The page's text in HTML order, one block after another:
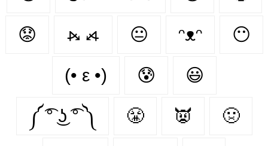
😟 ⦮ ⦯ 😐 ᵔᴥᵔ 😶
(• ε •) 😰 😃
༼ ͡° ͜ʖ ͡° ༽ 😤 👿 🤢